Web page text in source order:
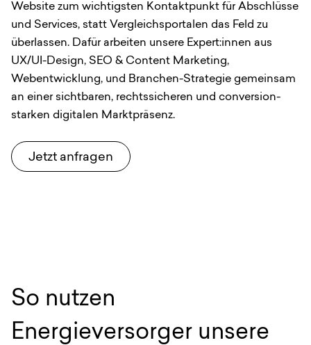
Website zum wichtigsten Kontaktpunkt für Abschlüsse
und Services, statt Vergleichsportalen das Feld zu
überlassen. Dafür arbeiten unsere Expert:innen aus
UX/UI-Design, SEO & Content Marketing,
Webentwicklung, und Branchen-Strategie gemeinsam
an einer sichtbaren, rechtssicheren und conversion-
starken digitalen Marktpräsenz.
Jetzt anfragen
So nutzen
Energieversorger unsere